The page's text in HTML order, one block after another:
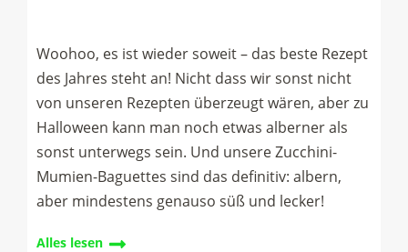
Woohoo, es ist wieder soweit – das beste Rezept
des Jahres steht an! Nicht dass wir sonst nicht
von unseren Rezepten überzeugt wären, aber zu
Halloween kann man noch etwas alberner als
sonst unterwegs sein. Und unsere Zucchini-
Mumien-Baguettes sind das definitiv: albern,
aber mindestens genauso süß und lecker!
Alles lesen